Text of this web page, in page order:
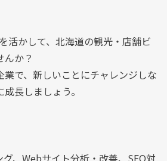
活かして、北海道の観光・店舗ビ
んか？
業で、新しいことにチャレンジしな
長しましょう。
、Webサイト分析・改善、SEO対